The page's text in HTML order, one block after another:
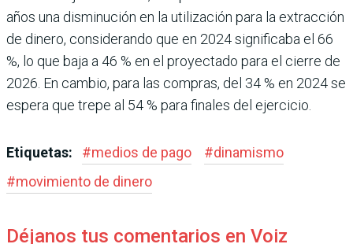
años una disminución en la utilización para la extracción
de dinero, considerando que en 2024 significaba el 66
%, lo que baja a 46 % en el proyec­tado para el cierre de
2026. En cambio, para las compras, del 34 % en 2024 se
espera que trepe al 54 % para finales del ejercicio.
Etiquetas: #medios de pago #dinamismo
#movimiento de dinero
Déjanos tus comentarios en Voiz